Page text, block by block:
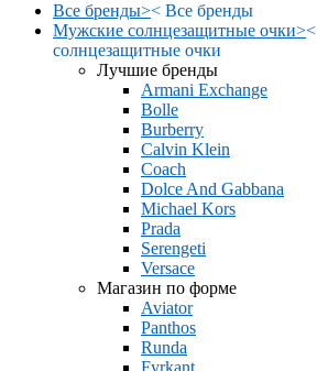
Все бренды>< Все бренды
Мужские солнцезащитные очки><
солнцезащитные очки
Лучшие бренды
Armani Exchange
Bolle
Burberry
Calvin Klein
Coach
Dolce And Gabbana
Michael Kors
Prada
Serengeti
Versace
Магазин по форме
Aviator
Panthos
Runda
Fyrkant